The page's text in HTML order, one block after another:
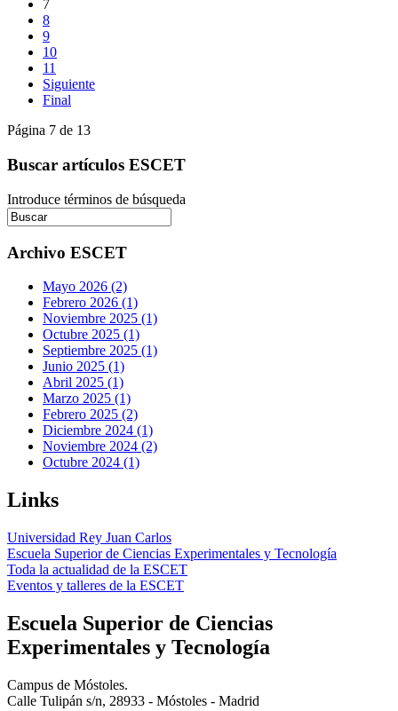
7
8
9
10
11
Siguiente
Final
Página 7 de 13
Buscar artículos ESCET
Introduce términos de búsqueda
Archivo ESCET
Mayo 2026 (2)
Febrero 2026 (1)
Noviembre 2025 (1)
Octubre 2025 (1)
Septiembre 2025 (1)
Junio 2025 (1)
Abril 2025 (1)
Marzo 2025 (1)
Febrero 2025 (2)
Diciembre 2024 (1)
Noviembre 2024 (2)
Octubre 2024 (1)
Links
Universidad Rey Juan Carlos
Escuela Superior de Ciencias Experimentales y Tecnología
Toda la actualidad de la ESCET
Eventos y talleres de la ESCET
Escuela Superior de Ciencias
Experimentales y Tecnología
Campus de Móstoles.
Calle Tulipán s/n, 28933 - Móstoles - Madrid